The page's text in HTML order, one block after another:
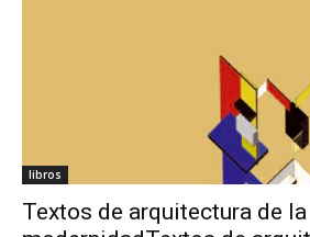
libros
Textos de arquitectura de la